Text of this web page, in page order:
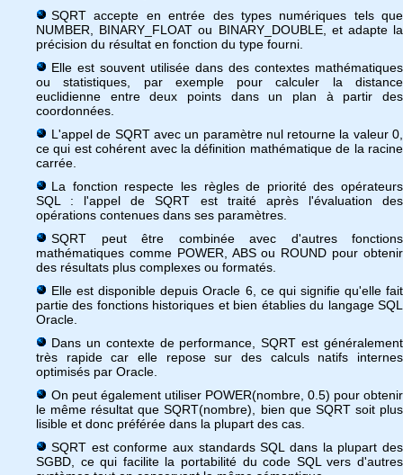
SQRT accepte en entrée des types numériques tels que
NUMBER, BINARY_FLOAT ou BINARY_DOUBLE, et adapte la
précision du résultat en fonction du type fourni.
Elle est souvent utilisée dans des contextes mathématiques
ou statistiques, par exemple pour calculer la distance
euclidienne entre deux points dans un plan à partir des
coordonnées.
L'appel de SQRT avec un paramètre nul retourne la valeur 0,
ce qui est cohérent avec la définition mathématique de la racine
carrée.
La fonction respecte les règles de priorité des opérateurs
SQL : l'appel de SQRT est traité après l'évaluation des
opérations contenues dans ses paramètres.
SQRT peut être combinée avec d'autres fonctions
mathématiques comme POWER, ABS ou ROUND pour obtenir
des résultats plus complexes ou formatés.
Elle est disponible depuis Oracle 6, ce qui signifie qu'elle fait
partie des fonctions historiques et bien établies du langage SQL
Oracle.
Dans un contexte de performance, SQRT est généralement
très rapide car elle repose sur des calculs natifs internes
optimisés par Oracle.
On peut également utiliser POWER(nombre, 0.5) pour obtenir
le même résultat que SQRT(nombre), bien que SQRT soit plus
lisible et donc préférée dans la plupart des cas.
SQRT est conforme aux standards SQL dans la plupart des
SGBD, ce qui facilite la portabilité du code SQL vers d'autres